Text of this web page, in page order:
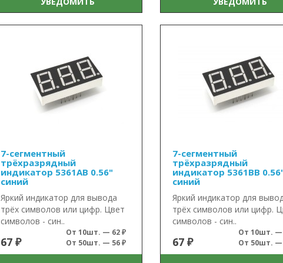
7-сегментный
трёхразрядный
индикатор 5361AB 0.56"
синий
Яркий индикатор для вывода
трёх символов или цифр. Цвет
символов - син..
67 ₽
От 10шт. — 62 ₽
От 50шт. — 56 ₽
7-сегментный
трёхразрядный
индикатор 5361BB
синий
Яркий индикатор для
трёх символов или цифр.
символов - син..
67 ₽
От 10шт. —
От 50шт. —